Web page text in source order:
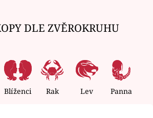
DLE ZVĚROKRUHU
Blíženci Rak Lev Panna